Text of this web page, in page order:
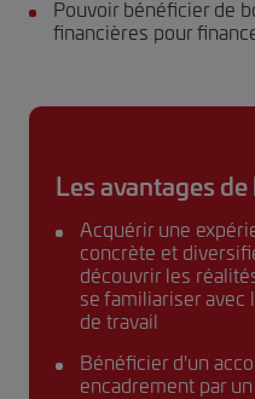
Pouvoir bénéficier de
financières pour
Les avantages de
Acquérir une
concrète et
découvrir les
se familiariser avec
de travail
Bénéficier d'un
encadrement par